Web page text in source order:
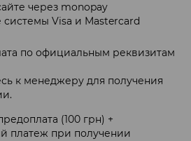
через monopay
Visa и Mastercard
по официальным реквизитам
к менеджеру для получения
(100 грн) +
платеж при получении